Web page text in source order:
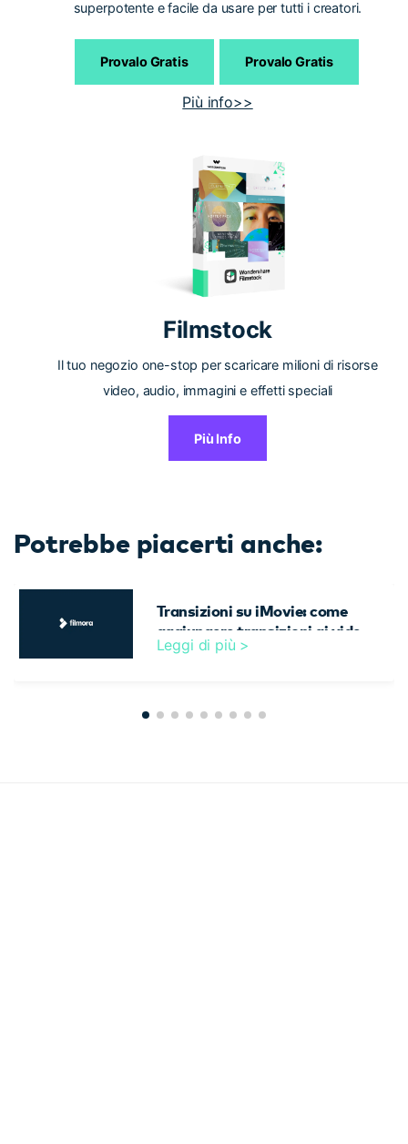
superpotente e facile da usare per tutti i creatori.
Provalo Gratis Provalo Gratis
Più info>>
Filmstock
Il tuo negozio one-stop per scaricare milioni di risorse
video, audio, immagini e effetti speciali
Più Info
Potrebbe piacerti anche:
Transizioni su iMovie: come
aggiungere transizioni ai video
su iMovie
Leggi di più >